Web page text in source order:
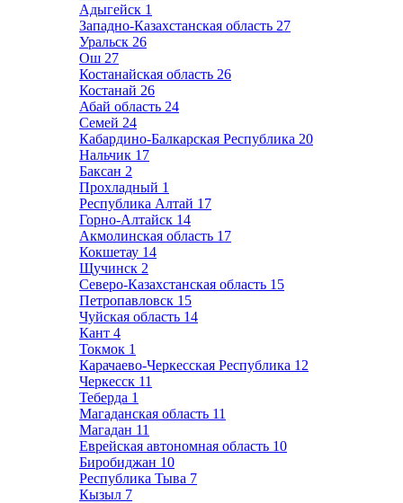
Адыгейск 1
Западно-Казахстанская область 27
Уральск 26
Ош 27
Костанайская область 26
Костанай 26
Абай область 24
Семей 24
Кабардино-Балкарская Республика 20
Нальчик 17
Баксан 2
Прохладный 1
Республика Алтай 17
Горно-Алтайск 14
Акмолинская область 17
Кокшетау 14
Щучинск 2
Северо-Казахстанская область 15
Петропавловск 15
Чуйская область 14
Кант 4
Токмок 1
Карачаево-Черкесская Республика 12
Черкесск 11
Теберда 1
Магаданская область 11
Магадан 11
Еврейская автономная область 10
Биробиджан 10
Республика Тыва 7
Кызыл 7